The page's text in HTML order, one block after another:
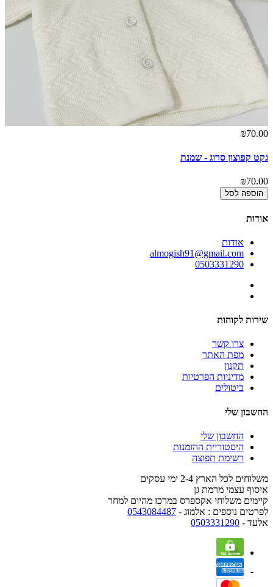
₪70.00
גקט קפוצון סרוג - שמנת
₪70.00
הוספה לסל
אודות
אודות
almogish91@gmail.com
0503331290
שירות לקוחות
צרו קשר
מפת האתר
תקנון
מדיניות הפרטיות
ביטולים
החשבון שלי
החשבון שלי
היסטוריית ההזמנות
רשימת תפוצה
משלוחים לכל הארץ 2-4 ימי עסקים
איסוף עצמי מרמת גן
קיימים משלוחי אקספרס במרכז מהיום למחר
לפרטים נוספים : אלמוג - 0543084487
אלעד - 0503331290